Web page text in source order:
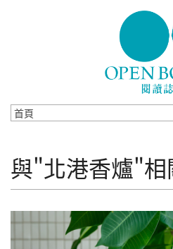
與"北港香爐"